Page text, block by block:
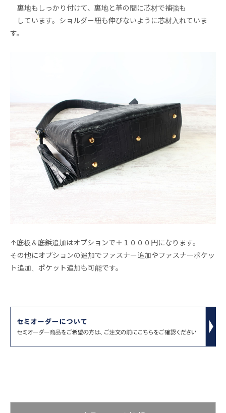
裏地もしっかり付けて、裏地と革の間に芯材で補強も
しています。ショルダー紐も伸びないように芯材入れていま
す。
↑底板＆底鋲追加はオプションで＋１０００円になります。
その他にオプションの追加でファスナー追加やファスナーポケッ
ト追加、ポケット追加も可能です。